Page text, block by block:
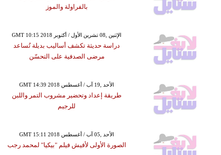
بالفراولة والموز
GMT 10:15 2018 الإثنين ,08 تشرين الأول / أكتوبر
دراسة حديثة تكشف أساليب بديلة تُساعد
مرضى الصدفية على التحسّن
GMT 14:39 2018 الأحد ,19 آب / أغسطس
طريقة إعداد وتحضير مشروب التمر واللبن
للرجيم
GMT 15:11 2018 الأحد ,05 آب / أغسطس
الصورة الأولى لأفيش فيلم "بيكيا" لمحمد رجب